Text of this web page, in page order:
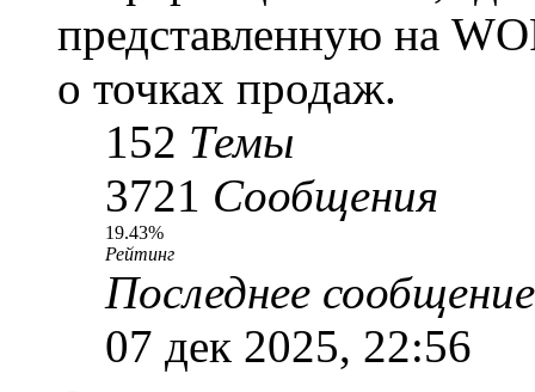
представленную на
о точках продаж.
152 Темы
3721 Сообщения
19.43%
Рейтинг
Последнее сообщение
07 дек 2025, 22:56